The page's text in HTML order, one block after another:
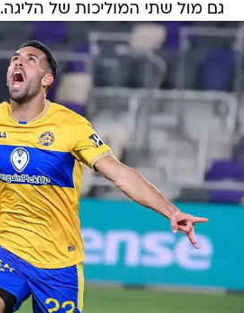
גם מול שתי המוליכות של הליגה.